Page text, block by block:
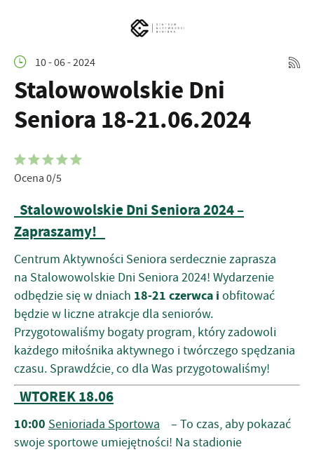
10 - 06 - 2024
Stalowowolskie Dni
Seniora 18-21.06.2024
Ocena 0/5
Stalowowolskie Dni Seniora 2024 –
Zapraszamy!
Centrum Aktywności Seniora serdecznie zaprasza
na Stalowowolskie Dni Seniora 2024! Wydarzenie
odbędzie się w dniach 18-21 czerwca i obfitować
będzie w liczne atrakcje dla seniorów.
Przygotowaliśmy bogaty program, który zadowoli
każdego miłośnika aktywnego i twórczego spędzania
czasu. Sprawdźcie, co dla Was przygotowaliśmy!
WTOREK 18.06
10:00 Senioriada Sportowa – To czas, aby pokazać
swoje sportowe umiejętności! Na stadionie